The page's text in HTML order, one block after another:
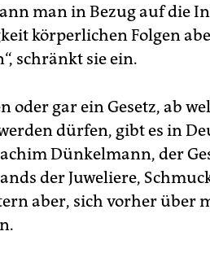
man in Bezug auf die
körperlichen Folgen
schränkt sie ein.
oder gar ein Gesetz, ab
dürfen, gibt es in
Dünkelmann, der
der Juweliere,
aber, sich vorher über